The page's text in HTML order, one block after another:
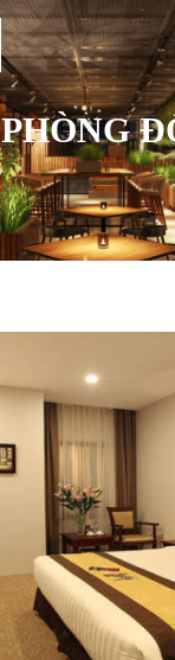
Trang
Tiện
Thư
Liên hệ
Đặt ngay
PHÒNG